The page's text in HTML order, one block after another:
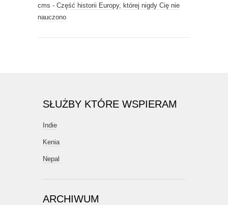
cms - Część historii Europy, której nigdy Cię nie
nauczono
SŁUŻBY KTÓRE WSPIERAM
Indie
Kenia
Nepal
ARCHIWUM